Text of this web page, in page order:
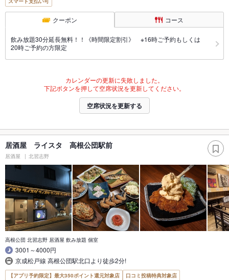
クーポン コース
飲み放題30分延長無料！！《時間限定割引》 ※16時ご予約もしくは
20時ご予約の方限定
カレンダーの更新に失敗しました。
下記ボタンを押して空席状況を更新してください。
空席状況を更新する
居酒屋 ライスタ 高根公団駅前
居酒屋 北習志野
高根公団 北習志野 居酒屋 飲み放題 個室
3001～4000円
京成松戸線 高根公団駅北口より徒歩2分!
【アプリ予約限定】最大350ポイント還元対象店 口コミ投稿特典対象店